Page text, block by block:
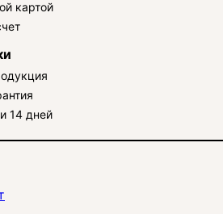
картой
14 дней